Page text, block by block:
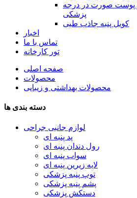
پوست صورت در درجه
پزشکی
کویل پنبه جاذب طبی
اخبار
تماس با ما
تور کارخانه
صفحه اصلی
محصولات
محصولات بهداشتی و زیبایی
دسته بندی ها
لوازم جانبی جراحی
پد پنبه ای
رول دندان پنبه ای
سواب پنبه ای
لایه زیرین پنبه ای
توپ پنبه پزشکی
پشم پنبه پزشکی
دستکش پزشکی